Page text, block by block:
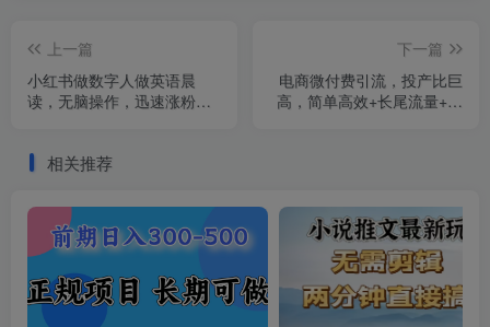
上一篇
小红书做数字人做英语晨
读，无脑操作，迅速涨粉
下一篇
电商微付费引流，投产比巨
高，简单高效+长尾流量+粉
相关推荐